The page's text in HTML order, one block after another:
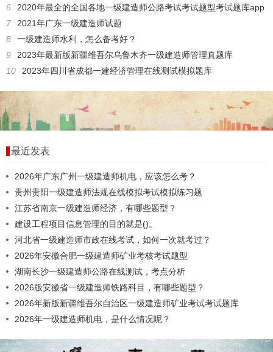
6
2020年最全的全国各地一级建造师公路考试考试题型考试题库app
7
2021年广东一级建造师试题
8
一级建造师水利，怎么备考好？
9
2023年最新版新疆维吾尔乌鲁木齐一级建造师管理真题库
10
2023年四川省成都一建经济管理在线测试模拟题库
最近发表
2026年广东广州一级建造师机电，应该怎么考？
贵州贵阳一级建造师法规在线模拟考试模拟练习题
江苏省南京一级建造师经济，有哪些题型？
建设工程项目信息管理的目的就是()。
河北省一级建造师市政在线考试，如何一次就考过？
2026年安徽合肥一级建造师矿业考核考试题型
湖南长沙一级建造师公路在线测试，考点分析
2026版安徽省一级建造师铁路科目，有哪些题型？
2026年新版新疆维吾尔自治区一级建造师矿业考试考试题库
2026年一级建造师机电，是什么情况呢？